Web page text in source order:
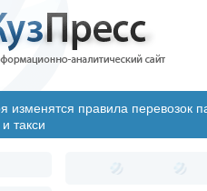
изменятся правила перевозок
такси